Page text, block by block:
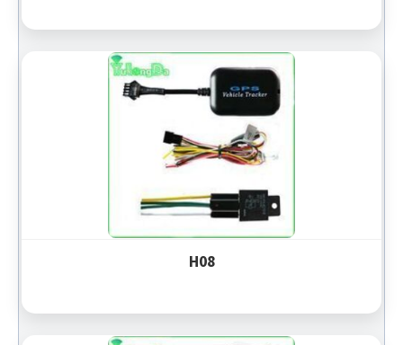
H08